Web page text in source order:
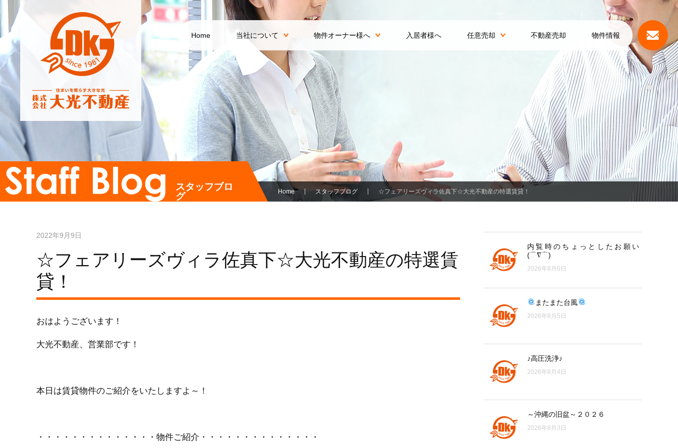
Home 当社について 物件オーナー様へ 入居者様へ 任意売却 不動産売却 物件情報
スタッフブロ
グ
Home スタッフブログ ☆フェアリーズヴィラ佐真下☆大光不動産の特選賃貸！
2022年9月9日
☆フェアリーズヴィラ佐真下☆大光不動産の特選賃
貸！
おはようございます！
大光不動産、営業部です！
本日は賃貸物件のご紹介をいたしますよ～！
・・・・・・・・・・・・・・物件ご紹介・・・・・・・・・・・・・・
内覧時のちょっとしたお願い
(⌒∇⌒)
2026年8月6日
またまた台風
2026年8月5日
♪高圧洗浄♪
2026年8月4日
～沖縄の旧盆～２０２６
2026年8月3日